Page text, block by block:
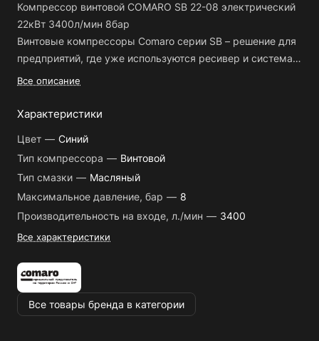
Компрессор винтовой COMARO SB 22-08 электрический
22кВт 3400л/мин 8бар
Винтовые компрессоры Comaro серии SB – решение для
предприятий, где уже используются ресивер и система
воздухоподготовки или требуется оборудование с
Технические характеристики:
- Максимальная производительность по стандарту ISO
1217: 3300 л/мин.;
- Управляющий блок: COMCON 200;
- Скорость приводного электродвигателя: 2940 1/мин.;
- Номинальная производительность приводного мотора:
- Производительность номинальная привода
вентилятора: 0.37 кВт;
- Класс изоляции / степень защиты приводного
электродвигателя: IP55/F;
- Производительность воздушного охлаждения: 6000
Все описание
Характеристики
Цвет — Синий
Тип компрессора — Винтовой
Тип смазки — Масляный
Максимальное давление, бар — 8
Производительность на входе, л./мин — 3400
Все характеристики
Все товары бренда в категории